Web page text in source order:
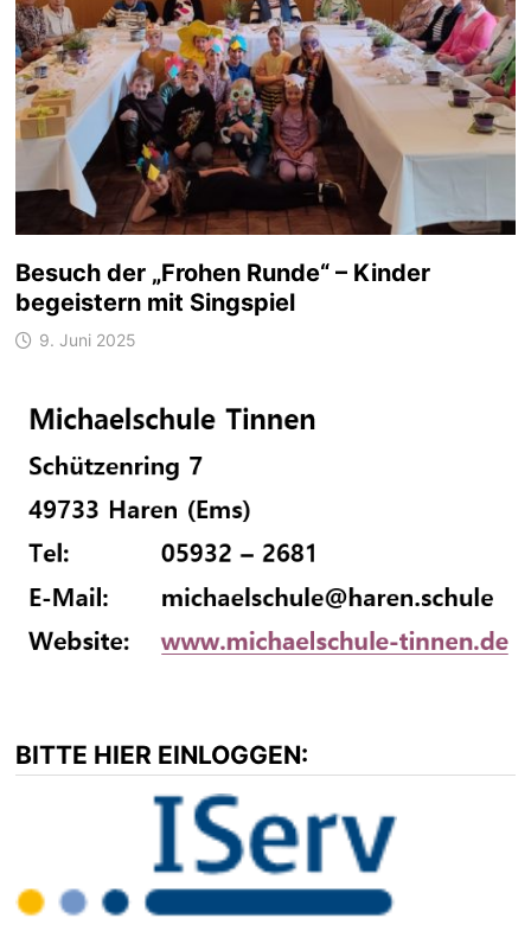
Besuch der „Frohen Runde“ – Kinder
begeistern mit Singspiel
9. Juni 2025
BITTE HIER EINLOGGEN: